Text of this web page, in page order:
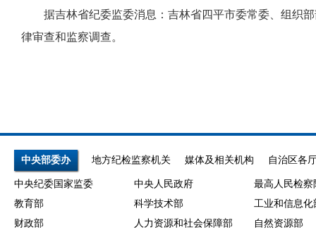
据吉林省纪委监委消息：吉林省四平市委常委、组织部
律审查和监察调查。
中央部委办 地方纪检监察机关 媒体及相关机构 自治区各
中央纪委国家监委 中央人民政府
最高人民检察
教育部
科学技术部
工业和信息化
财政部
人力资源和社会保障部
自然资源部